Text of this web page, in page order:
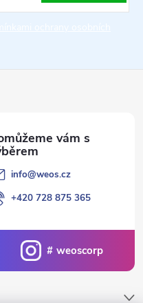
info@weos.cz
+420 728 875 365
weoscorp